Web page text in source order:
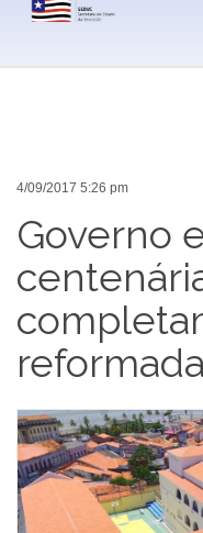
4/09/2017 5:26 pm
Governo
reformada